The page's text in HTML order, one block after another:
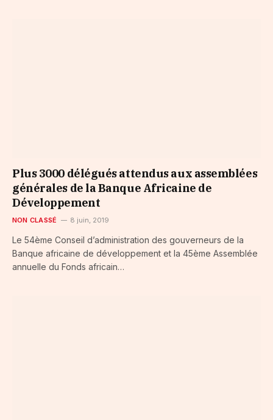
Plus 3000 délégués attendus aux assemblées
générales de la Banque Africaine de
Développement
NON CLASSÉ 8 juin, 2019
Le 54ème Conseil d’administration des gouverneurs de la
Banque africaine de développement et la 45ème Assemblée
annuelle du Fonds africain…